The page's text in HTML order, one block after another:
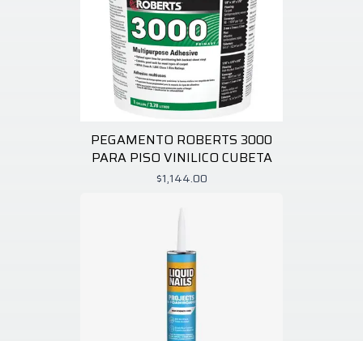
PEGAMENTO ROBERTS 3000
PARA PISO VINILICO CUBETA
$1,144.00